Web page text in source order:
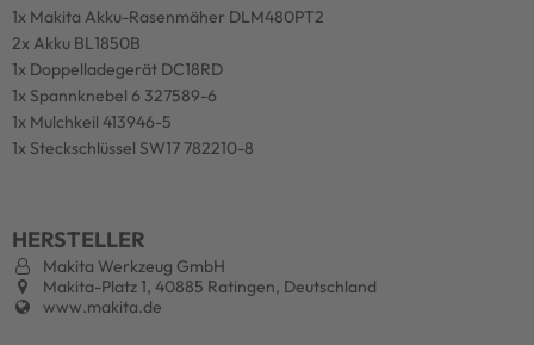
1x Makita Akku-Rasenmäher DLM480PT2
2x Akku BL1850B
1x Doppelladegerät DC18RD
1x Spannknebel 6 327589-6
1x Mulchkeil 413946-5
1x Steckschlüssel SW17 782210-8
HERSTELLER
Makita Werkzeug GmbH
Makita-Platz 1, 40885 Ratingen, Deutschland
www.makita.de